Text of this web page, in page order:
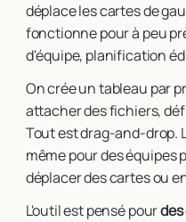
déplace les cartes de
fonctionne pour à peu
d'équipe, planification
On crée un tableau par
attacher des fichiers,
Tout est drag-and-drop.
même pour des
déplacer des cartes ou
L'outil est pensé pour